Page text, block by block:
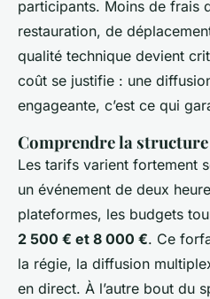
participants. Moins de frais
restauration, de
qualité technique devient
coût se justifie : une
engageante, c’est ce qui
Comprendre la structure
Les tarifs varient fortement
un événement de deux
plateformes, les budgets
2 500 € et 8 000 €. Ce
la régie, la diffusion
en direct. À l’autre bout du